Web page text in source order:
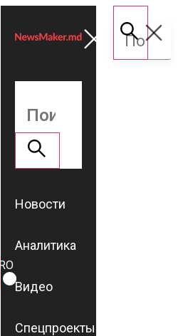
ROMÂNĂ
RU
Новости
Аналитика
Видео
Спецпроекты